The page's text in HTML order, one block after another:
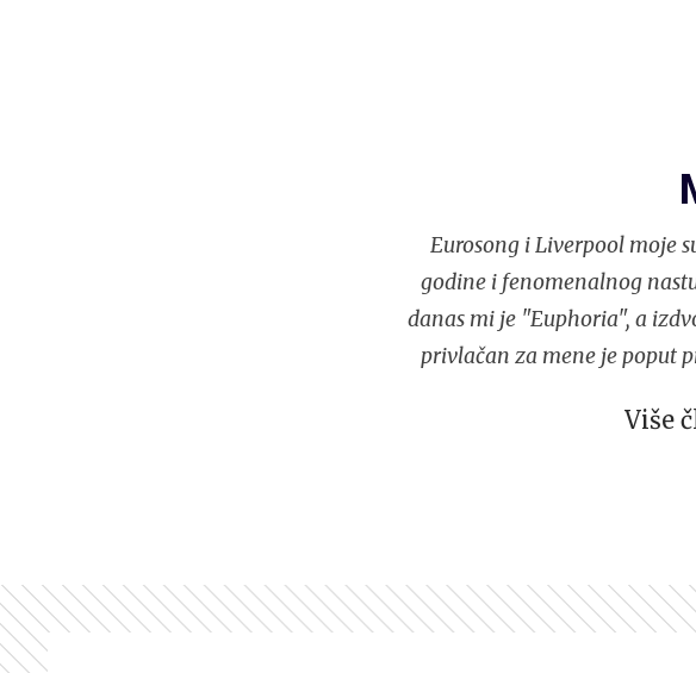
Eurosong i Liverpool moje
godine i fenomenalnog
danas mi je "Euphoria", a
privlačan za mene je poput
Više